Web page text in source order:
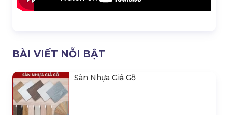
BÀI VIẾT NỖI BẬT
Sàn Nhựa Giả Gỗ